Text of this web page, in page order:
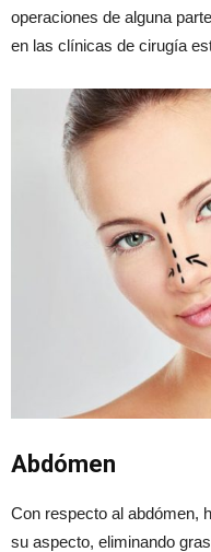
operaciones de alguna
en las clínicas de cirugía
Abdómen
Con respecto al abdómen,
su aspecto, eliminando